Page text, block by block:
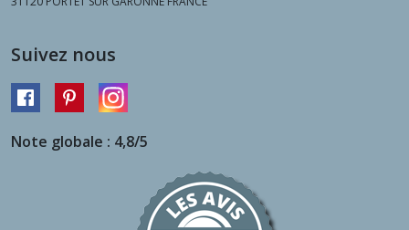
Suivez nous
Note globale : 4,8/5